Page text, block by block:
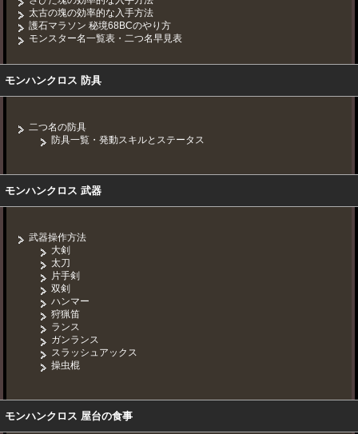
太古の塊の効率的な入手方法
護石マラソン 秘境68BCのやり方
モンスター名一覧表・二つ名早見表
モンハンクロス 防具
二つ名の防具
防具一覧・発動スキルとステータス
モンハンクロス 武器
武器操作方法
大剣
太刀
片手剣
双剣
ハンマー
狩猟笛
ランス
ガンランス
スラッシュアックス
操虫棍
モンハンクロス 屋台の食事